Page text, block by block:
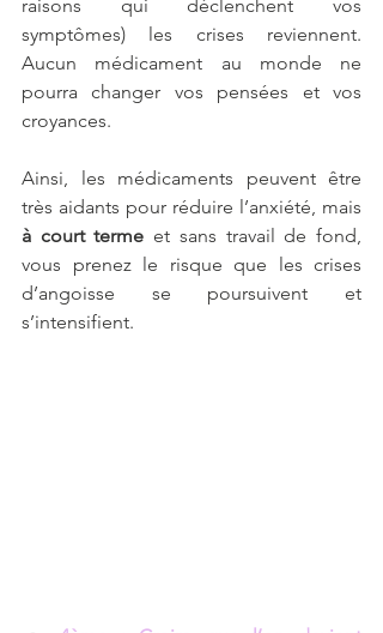
raisons qui déclenchent vos
symptômes) les crises reviennent.
Aucun médicament au monde ne
pourra changer vos pensées et vos
croyances.
Ainsi, les médicaments peuvent être
à court terme et sans travail de fond,
vous prenez le risque que les crises
d’angoisse se poursuivent et
s’intensifient.